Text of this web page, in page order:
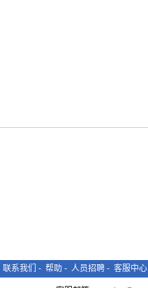
联系我们 - 帮助 - 人员招聘 - 客服中心